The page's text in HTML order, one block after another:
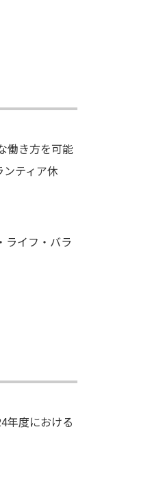
働き方を可能
ティア休
ライフ・バラ
年度における